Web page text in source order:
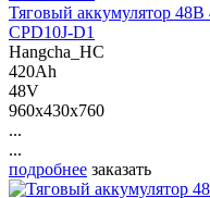
Тяговый аккумулятор 48В
CPD10J-D1
Hangcha_HC
420Ah
48V
960x430x760
...
...
подробнее заказать